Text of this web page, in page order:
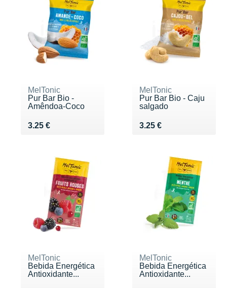
MelTonic
Pur Bar Bio -
Amêndoa-Coco
3.25 €
Vendu 3.25 €
MelTonic
Pur Bar Bio - Caju
salgado
3.25 €
Vendu 3.25 €
MelTonic
Bebida Energética
Antioxidante...
MelTonic
Bebida Energética
Antioxidante...